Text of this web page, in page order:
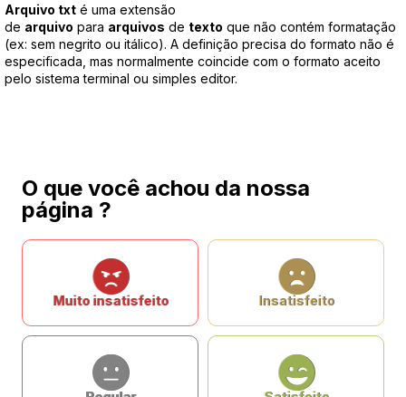
Arquivo txt é uma extensão
de arquivo para arquivos de texto que não contém formatação
(ex: sem negrito ou itálico). A definição precisa do formato não é
especificada, mas normalmente coincide com o formato aceito
pelo sistema terminal ou simples editor.
O que você achou da nossa
página ?
Muito insatisfeito Insatisfeito